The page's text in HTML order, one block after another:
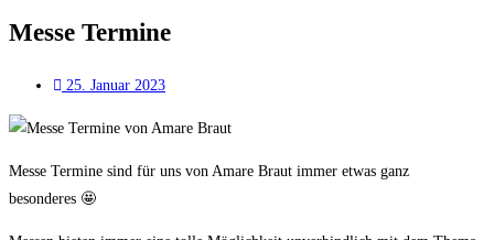
Messe Termine
25. Januar 2023
Messe Termine sind für uns von Amare Braut immer etwas ganz
besonderes 🤩